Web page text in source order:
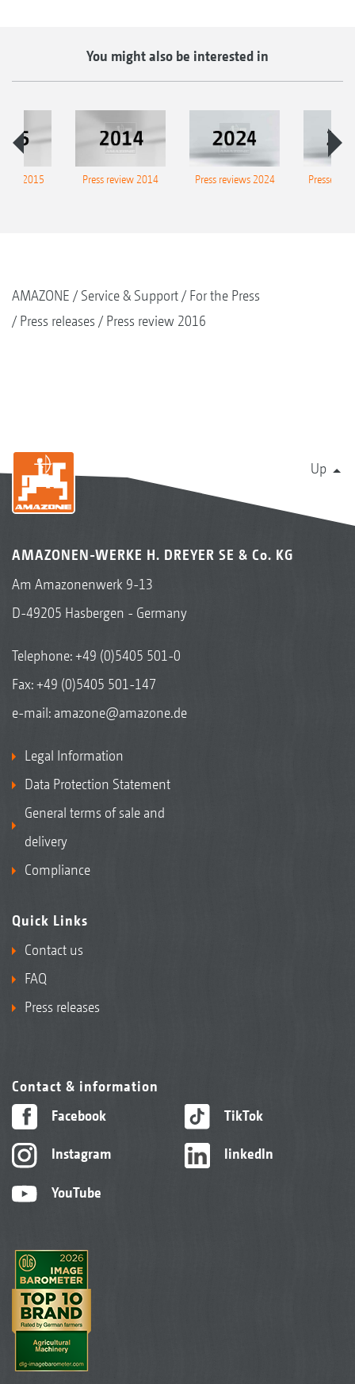
You might also be interested in
2015 Press review 2014 Press reviews 2024 Presse-
AMAZONE Service & Support
For the Press
Press releases
Press review 2016
Up
AMAZONEN-WERKE H. DREYER SE & Co. KG
Am Amazonenwerk 9-13
D-49205 Hasbergen - Germany
Telephone:+49 (0)5405 501-0
Fax: +49 (0)5405 501-147
e-mail: amazone@amazone.de
Legal Information
Data Protection Statement
General terms of sale and
delivery
Compliance
Quick Links
Contact us
FAQ
Press releases
Contact & information
Facebook
Instagram
YouTube
TikTok
linkedIn